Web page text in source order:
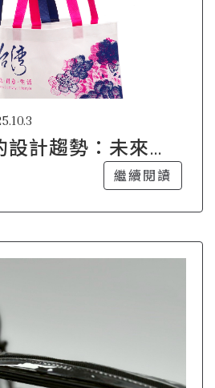
計趨勢：未來的
繼續閱讀